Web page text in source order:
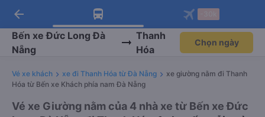
Tải app Vexere ngay!
Nhận ưu đãi thành viên độc
quyền
Mở app
Tải app Vexere
-30k/ghế khi đặt vé máy bay qua
app
Mở app
arrow_back
Bến xe Đức Long Đà
Nẵng
Thanh
Hóa
Chọn ngày
Vé xe khách xe đi Thanh Hóa từ Đà Nẵng
xe giường nằm đi Thanh
Hóa từ Bến xe Khách phía nam Đà Nẵng
Vé xe Giường nằm của 4 nhà xe từ Bến xe Đức